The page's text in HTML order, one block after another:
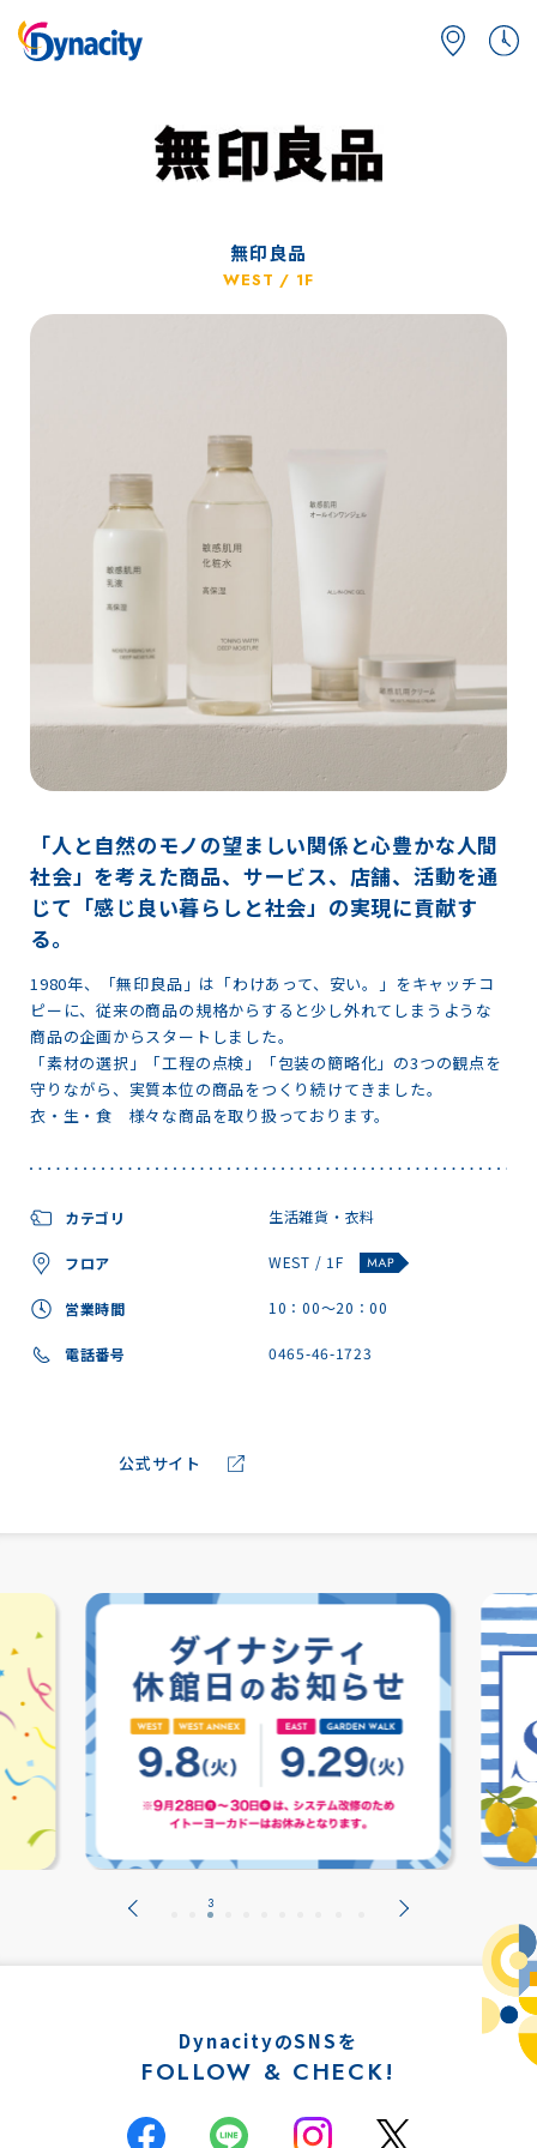
無印良品
WEST / 1F
「人と自然のモノの望ましい関係と心豊かな人間
社会」を考えた商品、サービス、店舗、活動を通
じて「感じ良い暮らしと社会」の実現に貢献す
る。
1980年、「無印良品」は「わけあって、安い。」をキャッチコ
ピーに、従来の商品の規格からすると少し外れてしまうような
商品の企画からスタートしました。
「素材の選択」「工程の点検」「包装の簡略化」の3つの観点を
守りながら、実質本位の商品をつくり続けてきました。
衣・生・食 様々な商品を取り扱っております。
カテゴリ 生活雑貨・衣料
フロア WEST / 1F
営業時間 10：00～20：00
電話番号 0465-46-1723
公式サイト
DynacityのSNSを
FOLLOW & CHECK!